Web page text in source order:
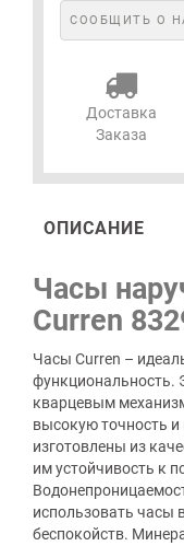
СООБЩИТЬ О
Доставка
Заказа
ОПИСАНИЕ
Часы
Curren
Часы Curren –
функциональность.
кварцевым
высокую точность
изготовлены из
им устойчивость к
использовать часы
беспокойств.